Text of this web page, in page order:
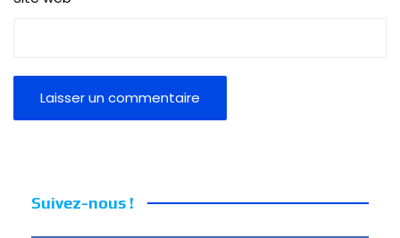
Suivez-nous !